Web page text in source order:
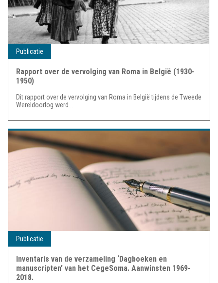
Publicatie
Rapport over de vervolging van Roma in België (1930-
1950)
Dit rapport over de vervolging van Roma in België tijdens de Tweede
Wereldoorlog werd...
Publicatie
Inventaris van de verzameling ‘Dagboeken en
manuscripten’ van het CegeSoma. Aanwinsten 1969-
2018.